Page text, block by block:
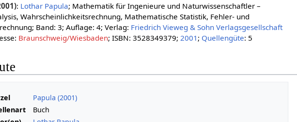
: Lothar Papula; Mathematik für Ingenieure und Naturwissenschaftler –
Wahrscheinlichkeitsrechnung, Mathematische Statistik, Fehler- und
Band: 3; Auflage: 4; Verlag: Friedrich Vieweg & Sohn Verlagsgesellschaft
Braunschweig/Wiesbaden; ISBN: 3528349379; 2001 ; Quellengüte: 5
Papula (2001)
Buch